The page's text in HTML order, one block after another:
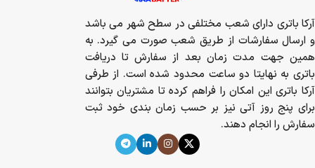
آرکا باتری دارای شعب مختلفی در سطح شهر می باشد
و ارسال سفارشات از طریق شعب صورت می گیرد. به
همین جهت مدت زمان بعد از سفارش تا دریافت
باتری به نهایتا دو ساعت محدود شده است. از طرفی
آرکا باتری این امکان را فراهم کرده تا مشتریان بتوانند
برای پنج روز آتی نیز بر حسب زمان بندی خود ثبت
سفارش را انجام دهند.